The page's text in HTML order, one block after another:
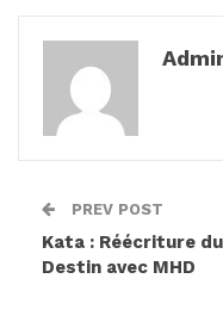
PREV POST
Kata : Réécriture du
Destin avec MHD